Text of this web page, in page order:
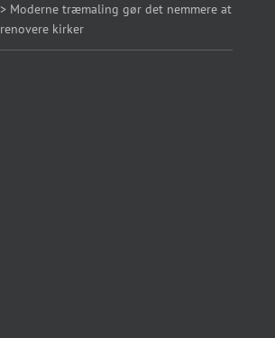
> Moderne træmaling gør det nemmere at
renovere kirker